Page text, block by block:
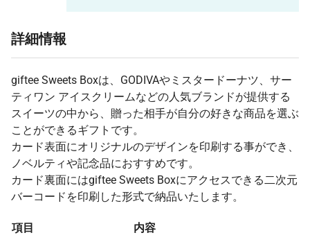
詳細情報
giftee Sweets Boxは、GODIVAやミスタードーナツ、サー
ティワン アイスクリームなどの人気ブランドが提供する
スイーツの中から、贈った相手が自分の好きな商品を選ぶ
ことができるギフトです。
カード表面にオリジナルのデザインを印刷する事ができ、
ノベルティや記念品におすすめです。
カード裏面にはgiftee Sweets Boxにアクセスできる二次元
バーコードを印刷した形式で納品いたします。
項目
内容